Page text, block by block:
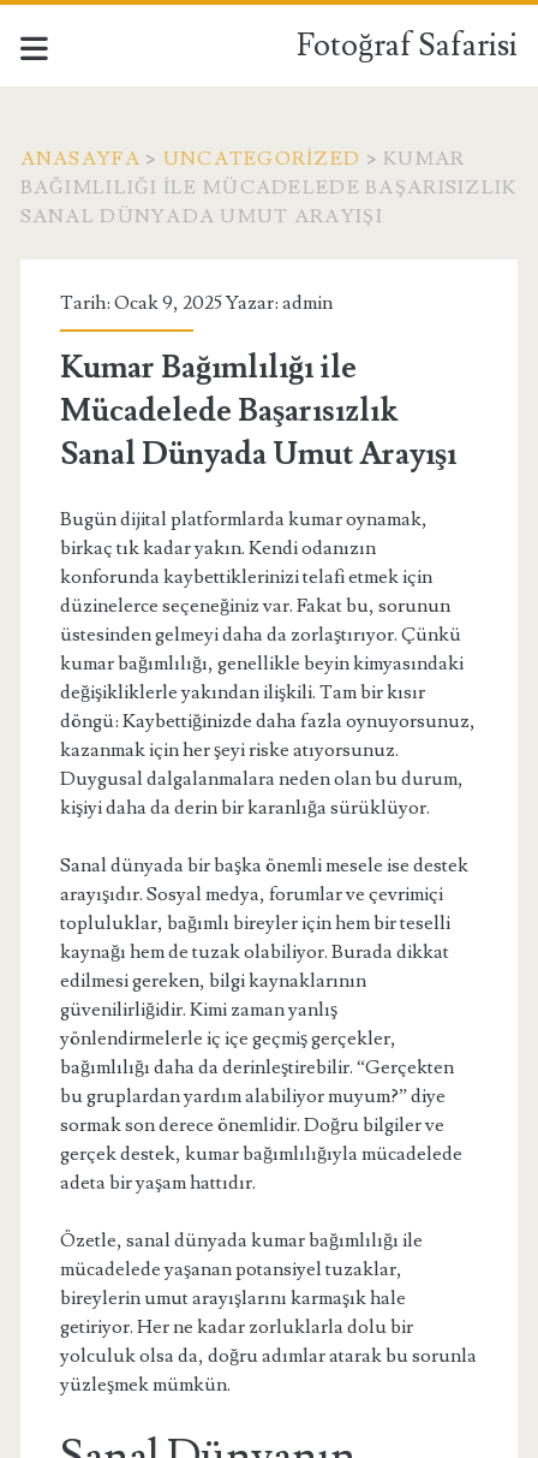
Fotoğraf Safarisi
ANASAYFA > UNCATEGORIZED > KUMAR
BAĞIMLILIĞI ILE MÜCADELEDE BAŞARISIZLIK
SANAL DÜNYADA UMUT ARAYIŞI
Tarih: Ocak 9, 2025 Yazar: admin
Kumar Bağımlılığı ile
Mücadelede Başarısızlık
Sanal Dünyada Umut Arayışı
Bugün dijital platformlarda kumar oynamak,
birkaç tık kadar yakın. Kendi odanızın
konforunda kaybettiklerinizi telafi etmek için
düzinelerce seçeneğiniz var. Fakat bu, sorunun
üstesinden gelmeyi daha da zorlaştırıyor. Çünkü
kumar bağımlılığı, genellikle beyin kimyasındaki
değişikliklerle yakından ilişkili. Tam bir kısır
döngü: Kaybettiğinizde daha fazla oynuyorsunuz,
kazanmak için her şeyi riske atıyorsunuz.
Duygusal dalgalanmalara neden olan bu durum,
kişiyi daha da derin bir karanlığa sürüklüyor.
Sanal dünyada bir başka önemli mesele ise destek
arayışıdır. Sosyal medya, forumlar ve çevrimiçi
topluluklar, bağımlı bireyler için hem bir teselli
kaynağı hem de tuzak olabiliyor. Burada dikkat
edilmesi gereken, bilgi kaynaklarının
güvenilirliğidir. Kimi zaman yanlış
yönlendirmelerle iç içe geçmiş gerçekler,
bağımlılığı daha da derinleştirebilir. “Gerçekten
bu gruplardan yardım alabiliyor muyum?” diye
sormak son derece önemlidir. Doğru bilgiler ve
gerçek destek, kumar bağımlılığıyla mücadelede
adeta bir yaşam hattıdır.
Özetle, sanal dünyada kumar bağımlılığı ile
mücadelede yaşanan potansiyel tuzaklar,
bireylerin umut arayışlarını karmaşık hale
getiriyor. Her ne kadar zorluklarla dolu bir
yolculuk olsa da, doğru adımlar atarak bu sorunla
yüzleşmek mümkün.